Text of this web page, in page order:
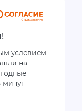
условием
на
минут